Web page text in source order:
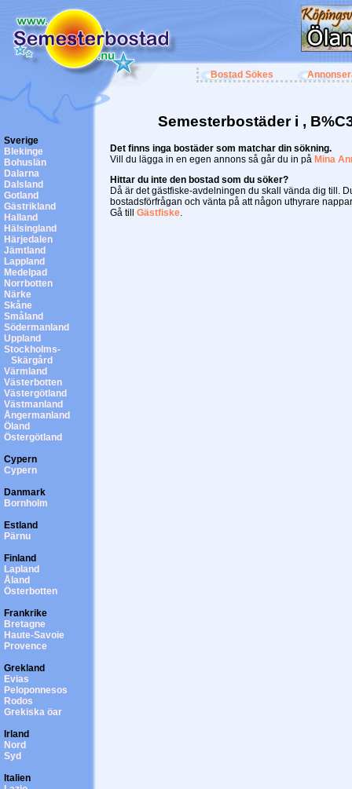
Bostad Sökes
Sverige
Blekinge
Bohuslän
Dalarna
Dalsland
Gotland
Gästrikland
Halland
Hälsingland
Härjedalen
Jämtland
Lappland
Medelpad
Norrbotten
Närke
Skåne
Småland
Södermanland
Uppland
Stockholms-
Skärgård
Värmland
Västerbotten
Västergötland
Västmanland
Ångermanland
Öland
Östergötland
Cypern
Cypern
Danmark
Bornholm
Estland
Pärnu
Finland
Lapland
Åland
Österbotten
Frankrike
Bretagne
Haute-Savoie
Provence
Grekland
Evias
Peloponnesos
Rodos
Grekiska öar
Irland
Nord
Syd
Italien
Semesterbostäder i ,
Det finns inga bostäder som matchar din sökning.
Vill du lägga in en egen annons så går du in på Mina
Hittar du inte den bostad som du söker?
Då är det gästfiske-avdelningen du skall vända dig till.
bostadsförfrågan och vänta på att någon uthyrare
Gå till Gästfiske.